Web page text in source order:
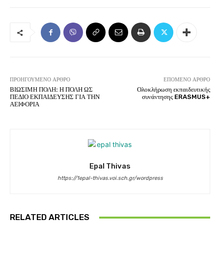
ΠΡΟΗΓΟΎΜΕΝΟ ΆΡΘΡΟ
ΒΙΩΣΙΜΗ ΠΟΛΗ: Η ΠΟΛΗ ΩΣ
ΠΕΔΙΟ ΕΚΠΑΙΔΕΥΣΗΣ ΓΙΑ ΤΗΝ
ΑΕΙΦΟΡΙΑ
ΕΠΌΜΕΝΟ ΆΡΘΡΟ
Ολοκλήρωση εκπαιδευτικής
συνάντησης ERASMUS+
Epal Thivas
https://1epal-thivas.voi.sch.gr/wordpress
RELATED ARTICLES